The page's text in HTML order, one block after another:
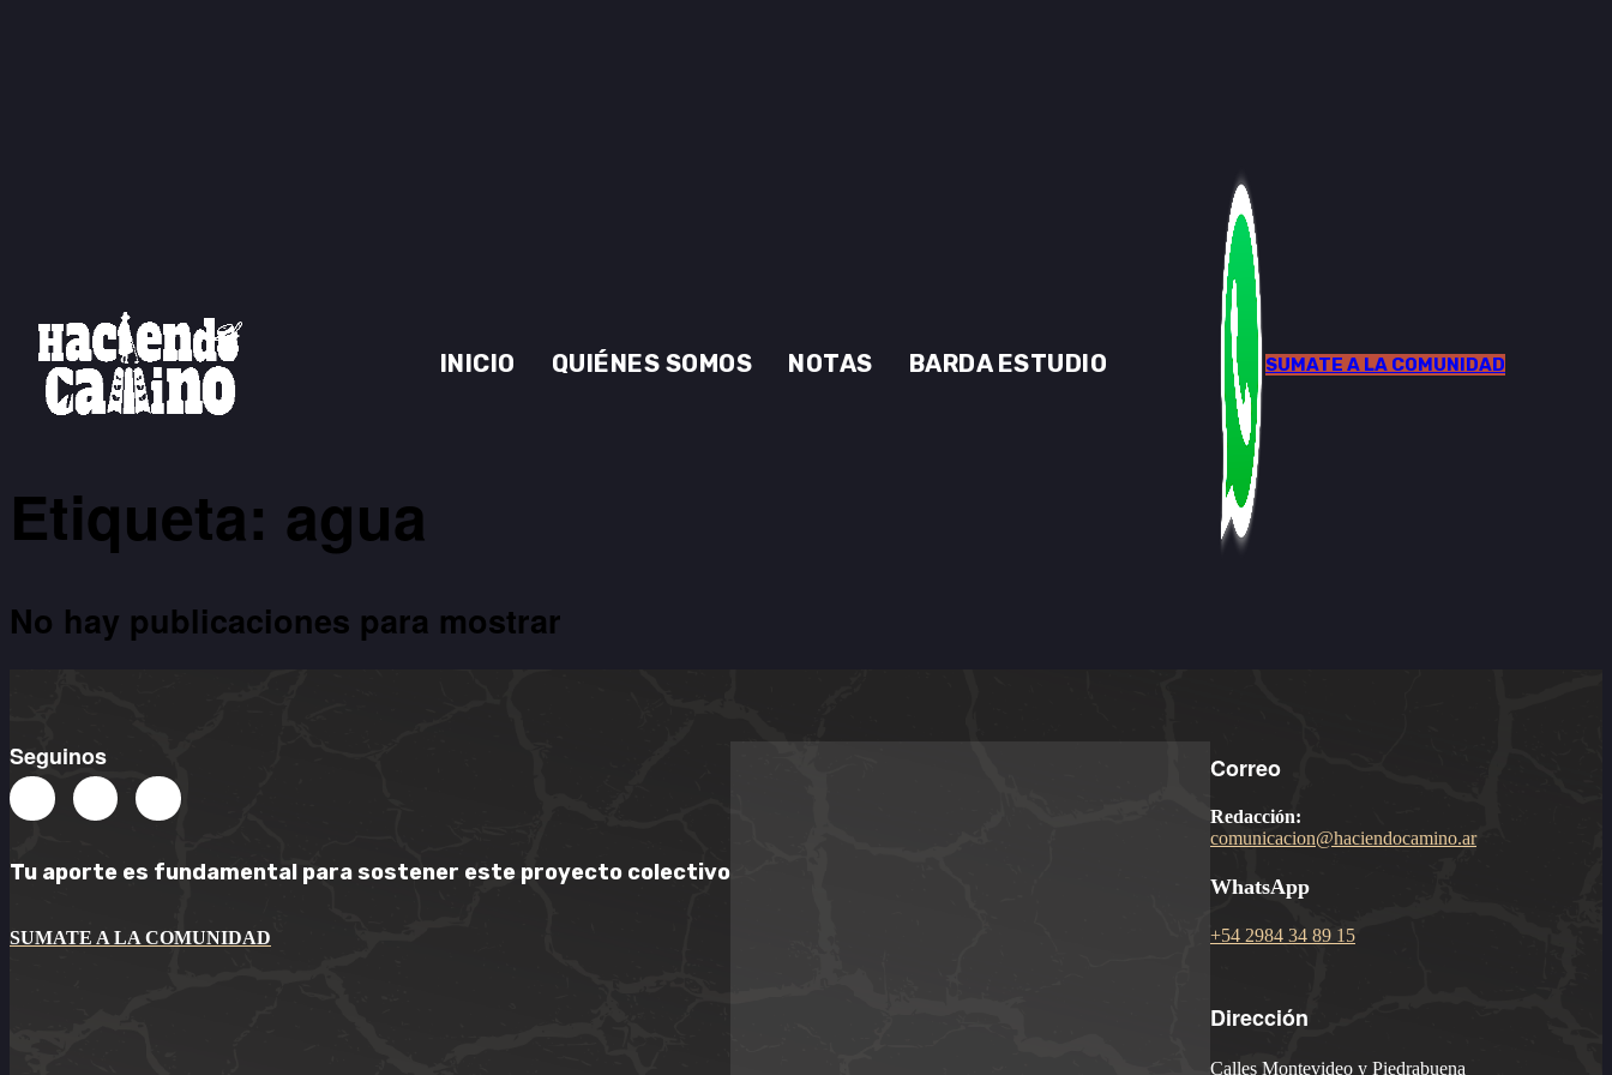
INICIO QUIÉNES SOMOS NOTAS BARDA ESTUDIO SUMATE A LA COMUNIDAD
Etiqueta: agua
No hay publicaciones para mostrar
Seguinos
Tu aporte es fundamental para sostener este proyecto colectivo
SUMATE A LA COMUNIDAD
Correo
Redacción:
comunicacion@haciendocamino.ar
WhatsApp
+54 2984 34 89 15
Dirección
Calles Montevideo y Piedrabuena